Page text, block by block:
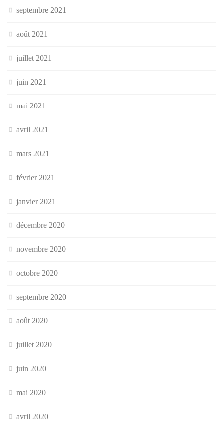
septembre 2021
août 2021
juillet 2021
juin 2021
mai 2021
avril 2021
mars 2021
février 2021
janvier 2021
décembre 2020
novembre 2020
octobre 2020
septembre 2020
août 2020
juillet 2020
juin 2020
mai 2020
avril 2020